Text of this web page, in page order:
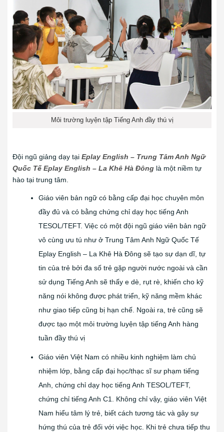
Môi trường luyện tập Tiếng Anh đầy thú vị
Đội ngũ giảng dạy tại Eplay English – Trung Tâm Anh Ngữ
Quốc Tế Eplay English – La Khê Hà Đông là một niềm tự
hào tại trung tâm.
Giáo viên bản ngữ có bằng cấp đại học chuyên môn
đầy đủ và có bằng chứng chỉ dạy học tiếng Anh
TESOL/TEFT. Việc có một đội ngũ giáo viên bản ngữ
vô cùng ưu tú như ở Trung Tâm Anh Ngữ Quốc Tế
Eplay English – La Khê Hà Đông sẽ tạo sự dạn dĩ, tự
tin của trẻ bởi đa số trẻ gặp người nước ngoài và cần
sử dụng Tiếng Anh sẽ thấy e dè, rụt rè, khiến cho kỹ
năng nói không được phát triển, kỹ năng mềm khác
như giao tiếp cũng bị hạn chế. Ngoài ra, trẻ cũng sẽ
được tạo một môi trường luyện tập tiếng Anh hàng
tuần đầy thú vị
Giáo viên Việt Nam có nhiều kinh nghiệm làm chủ
nhiệm lớp, bằng cấp đại học/thạc sĩ sư phạm tiếng
Anh, chứng chỉ dạy học tiếng Anh TESOL/TEFT,
chứng chỉ tiếng Anh C1. Không chỉ vậy, giáo viên Việt
Nam hiểu tâm lý trẻ, biết cách tương tác và gây sự
hứng thú của trẻ đối với việc học. Khi trẻ chưa tiếp thu